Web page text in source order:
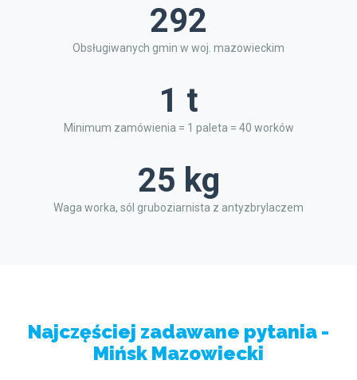
292
Obsługiwanych gmin w woj. mazowieckim
1 t
Minimum zamówienia = 1 paleta = 40 worków
25 kg
Waga worka, sól gruboziarnista z antyzbrylaczem
Najczęściej zadawane pytania -
Mińsk Mazowiecki